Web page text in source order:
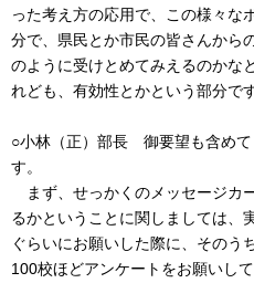
った考え方の応用で、この様々な
分で、県民とか市民の皆さんから
のように受けとめてみえるのかな
れども、有効性とかという部分です
○小林（正）部長 御要望も含めて
す。
まず、せっかくのメッセージカ
るかということに関しましては、
ぐらいにお願いした際に、そのう
100校ほどアンケートをお願いし